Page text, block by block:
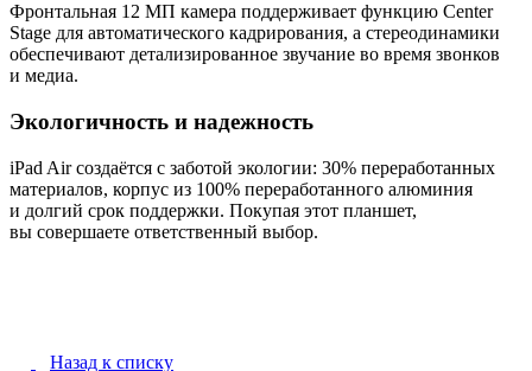
Фронтальная 12 МП камера поддерживает функцию Center
Stage для автоматического кадрирования, а стереодинамики
обеспечивают детализированное звучание во время звонков
и медиа.
Экологичность и надежность
iPad Air создаётся с заботой экологии: 30% переработанных
материалов, корпус из 100% переработанного алюминия
и долгий срок поддержки. Покупая этот планшет,
вы совершаете ответственный выбор.
Назад к списку